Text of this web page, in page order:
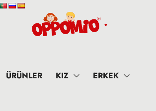
ÜRÜNLER KIZ ERKEK